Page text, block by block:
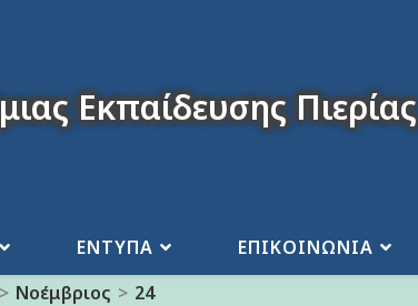
Εκπαίδευσης Πιερίας
ΕΝΤΥΠΑ
ΕΠΙΚΟΙΝΩΝΙΑ
> Νοέμβριος > 24